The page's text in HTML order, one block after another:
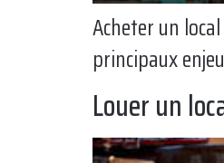
Acheter un
principaux
Louer un